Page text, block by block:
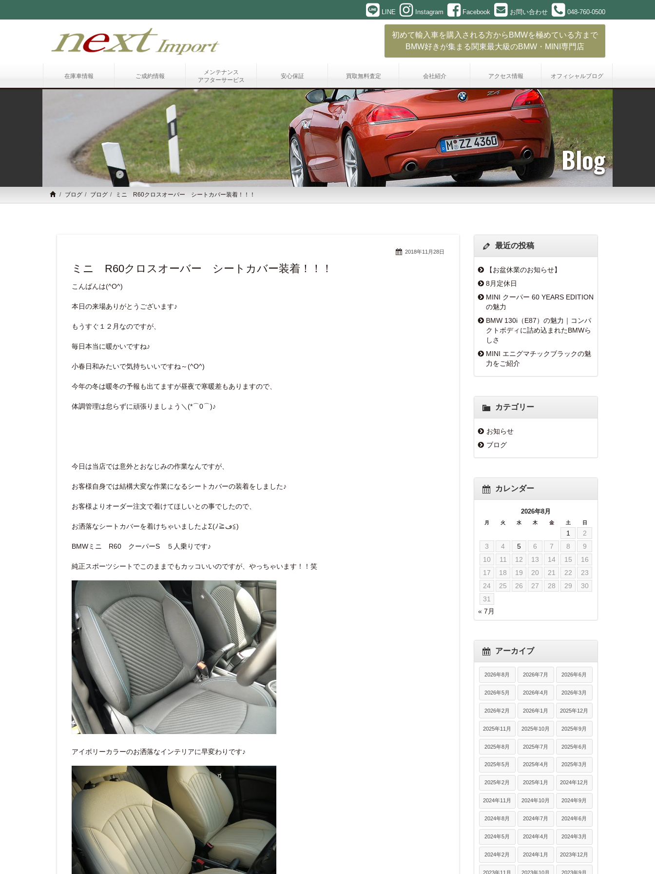
LINE Instagram Facebook お問い合わせ 048-760-0500
初めて輸入車を購入される方からBMWを極めている方まで
BMW好きが集まる関東最大級のBMW・MINI専門店
在庫車情報 ご成約情報
メンテナンス
アフターサービス
安心保証 買取無料査定 会社紹介 アクセス情報 オフィシャルブログ
Blog
ブログ ブログ ミニ R60クロスオーバー シートカバー装着！！！
2018年11月28日
ミニ R60クロスオーバー シートカバー装着！！！
こんばんは(^O^)
本日の来場ありがとうございます♪
もうすぐ１２月なのですが、
毎日本当に暖かいですね♪
小春日和みたいで気持ちいいですね～(^O^)
今年の冬は暖冬の予報も出てますが昼夜で寒暖差もありますので、
体調管理は怠らずに頑張りましょう＼(*⌒0⌒)♪
今日は当店では意外とおなじみの作業なんですが、
お客様自身では結構大変な作業になるシートカバーの装着をしました♪
お客様よりオーダー注文で着けてほしいとの事でしたので、
お洒落なシートカバーを着けちゃいましたよΣ(ﾉ≧ڡ≦)
BMWミニ R60 クーパーS ５人乗りです♪
純正スポーツシートでこのままでもカッコいいのですが、やっちゃいます！！笑
アイボリーカラーのお洒落なインテリアに早変わりです♪
最近の投稿
【お盆休業のお知らせ】
8月定休日
MINI クーパー 60 YEARS EDITION
の魅力
BMW 130i（E87）の魅力｜コンパ
クトボディに詰め込まれたBMWら
しさ
MINI エニグマチックブラックの魅
力をご紹介
カテゴリー
お知らせ
ブログ
カレンダー
2026年8月
月 火 水 木 金 土 日
1
2
3
4 5 6 7 8
9
10
11 12 13 14 15
16
17
18 19 20 21 22
23
24
25 26 27 28 29
30
31
« 7月
アーカイブ
2026年8月 2026年7月 2026年6月
2026年5月 2026年4月 2026年3月
2026年2月 2026年1月 2025年12月
2025年11月 2025年10月 2025年9月
2025年8月 2025年7月 2025年6月
2025年5月 2025年4月 2025年3月
2025年2月 2025年1月 2024年12月
2024年11月 2024年10月 2024年9月
2024年8月 2024年7月 2024年6月
2024年5月 2024年4月 2024年3月
2024年2月 2024年1月 2023年12月
2023年11月 2023年10月 2023年9月